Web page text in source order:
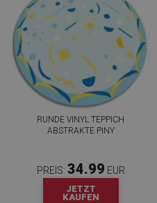
RUNDE VINYL TEPPICH
ABSTRAKTE PINY
PREIS: 34.99 EUR
JETZT
KAUFEN